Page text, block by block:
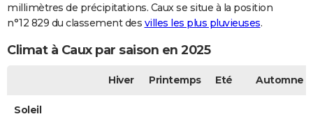
millimètres de précipitations. Caux se situe à la position
n°12 829 du classement des villes les plus pluvieuses.
Climat à Caux par saison en 2025
Hiver Printemps Eté Automne
Soleil